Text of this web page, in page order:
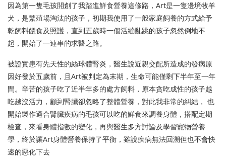
因為第一隻毛孩開創了我踏進鮮食營養這條路，Art是一隻邊境牧羊
犬，是繁殖場淘汰的孩子，初期我使用了一般家庭飼養的方式給予
乾飼料餵食及照護，直到五歲時一個活繃亂跳的孩子忽然倒地不
起，開始了一連串的求醫之路。
被證實患有先天性的絲球體腎炎，醫生說近親交配所造成的發病原
因好發於五歲前，且Art被判定為末期，生命可能僅剩下半年至一年
間。辛苦的孩子吃了近半年多的處方飼料，原本貪吃成性的孩子越
吃越沒活力，顧到腎臟卻忽略了整體營養，對此我非常的糾結， 也
開始製作適合腎臟疾病的毛孩可以吃的鮮食來調養身體，搭配定期
檢查，來看身體指數的變化，再與醫生多方討論及學習寵物營養
學，終於讓Art身體營養保持了平衡，雖說疾病無法回溯但也不會快
速的惡化下去